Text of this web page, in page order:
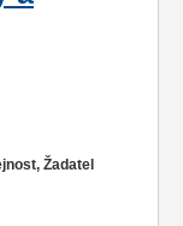
Žadatel